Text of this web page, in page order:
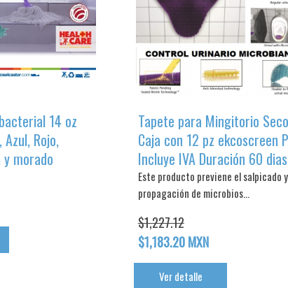
14 oz
Rojo,
morado
Tapete para Mingitorio
Caja con 12 pz ekcoscreen
Incluye IVA Duración 60
Este producto previene el salpicado
propagación de microbios...
$1,227.12
$1,183.20 MXN
Ver detalle